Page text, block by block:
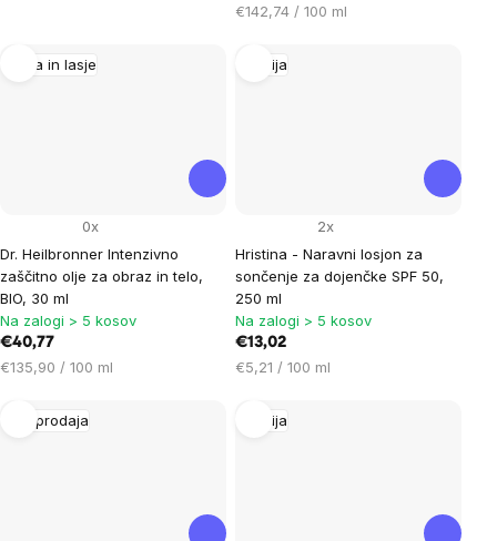
Cena
enoto:
€142,74 / 100 ml
Koža in lasje
Dr. Heilbronner Intenzivno
zaščitno olje za obraz in telo,
BIO, 30 ml
0x
Na zalogi > 5 kosov
€40,77
Cena
enoto:
€135,90 / 100 ml
Akcija
Hristina - Naravni losjon za
sončenje za dojenčke SPF 50,
250 ml
2x
Na zalogi > 5 kosov
€13,02
Cena
enoto:
€5,21 / 100 ml
Razprodaja Akcija